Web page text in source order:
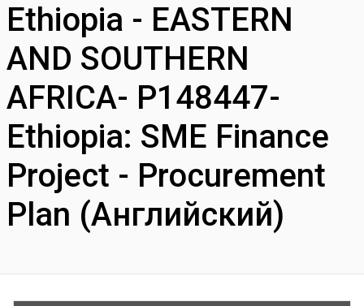
Ethiopia - EASTERN
AND SOUTHERN
AFRICA- P148447-
Ethiopia: SME Finance
Project - Procurement
Plan (Английский)